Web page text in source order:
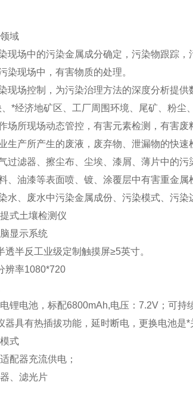
域
现场中的污染金属成分确定，污染物跟踪
染现场中，有害物质的处理。
现场控制，为污染治理方法的深度分析提供
、*经济地矿区、工厂周围环境、尾矿、粉尘
场所现场动态管控，有害元素检测，有害废
生产所产生的废液，废弃物、泄漏物的快速
过滤器、擦尘布、尘埃、漆屑、薄片中的污
、油漆等表面喷、镀、涂覆层中有害重金属
水、废水中污染金属成份、污染模式、污染
显示系统
透半反工业级定制触摸屏≥5英寸。
辨率1080*720
锂电池，标配6800mAh,电压：7.2V；可持
器具有热插拔功能，延时断电，更换电池是
式
配器充流供电；
、滤光片